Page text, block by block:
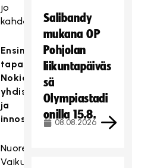
jo
kahdesti.
Ensimmäinen
tapaaminen
Nokialla
yhdisti
ja
innosti
Nuoret
Vaikuttajat
Salibandy
mukana OP
Pohjolan
liikuntapäiväs
sä
Olympiastadi
onilla 15.8.
08.08.2026